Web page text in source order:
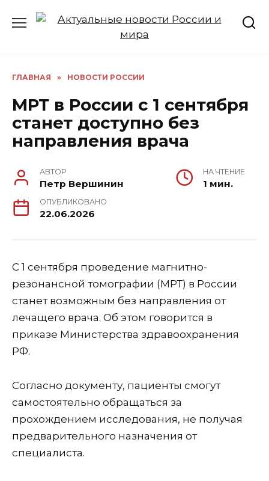
ГЛАВНАЯ » НОВОСТИ РОССИИ
МРТ в России с 1 сентября
станет доступно без
направления врача
АВТОР
Петр Вершинин
НА ЧТЕНИЕ
1 мин.
ОПУБЛИКОВАНО
22.06.2026
С 1 сентября проведение магнитно-
резонансной томографии (МРТ) в России
станет возможным без направления от
лечащего врача. Об этом говорится в
приказе Министерства здравоохранения
РФ.
Согласно документу, пациенты смогут
самостоятельно обращаться за
прохождением исследования, не получая
предварительного назначения от
специалиста.